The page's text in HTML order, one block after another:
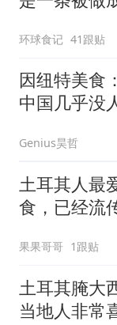
环球食记 41跟贴
因纽特美食
中国几乎没
Genius昊哲
土耳其人最
食，已经流
果果哥哥 1跟贴
土耳其腌大
当地人非常